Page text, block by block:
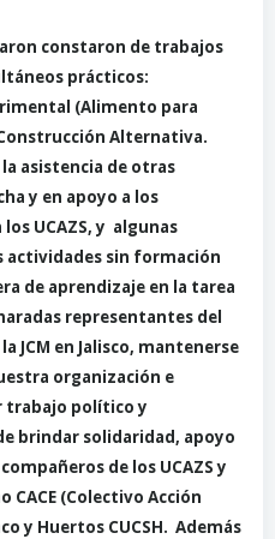
constaron de trabajos
prácticos:
(Alimento para
Alternativa.
asistencia de otras
y en apoyo a los
UCAZS, y algunas
actividades sin formación
de aprendizaje en la tarea
representantes del
JCM en Jalisco, mantenerse
organización e
trabajo político y
brindar solidaridad, apoyo
de los UCAZS y
CACE (Colectivo Acción
y Huertos CUCSH. Además